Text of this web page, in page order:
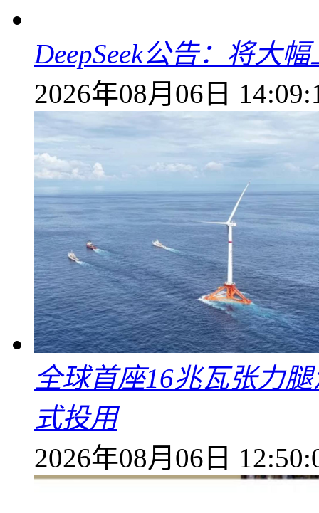
DeepSeek公告：将大
2026年08月06日
全球首座16兆瓦张力
式投用
2026年08月06日